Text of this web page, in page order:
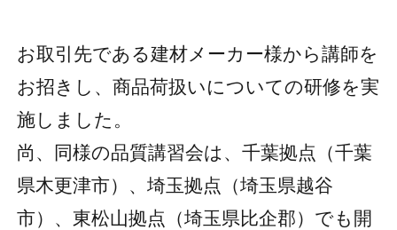
お取引先である建材メーカー様から講師を
お招きし、商品荷扱いについての研修を実
施しました。
尚、同様の品質講習会は、千葉拠点（千葉
県木更津市）、埼玉拠点（埼玉県越谷
市）、東松山拠点（埼玉県比企郡）でも開